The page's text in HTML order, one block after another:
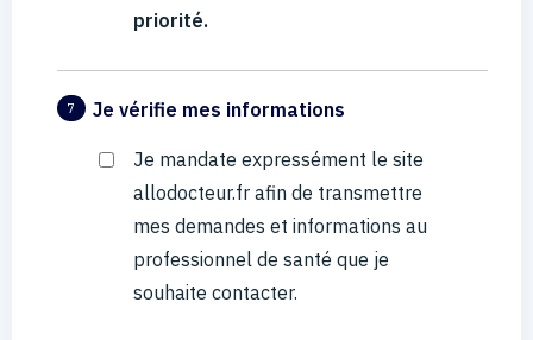
priorité.
7 Je vérifie mes informations
Je mandate expressément le site
allodocteur.fr afin de transmettre
mes demandes et informations au
professionnel de santé que je
souhaite contacter.